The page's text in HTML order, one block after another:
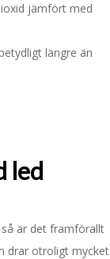
jämfört med
längre än
led
så är det framförallt
drar otroligt mycket